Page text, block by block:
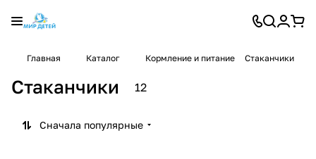
Главная Каталог Кормление и питание Стаканчики
Стаканчики 12
Сначала популярные